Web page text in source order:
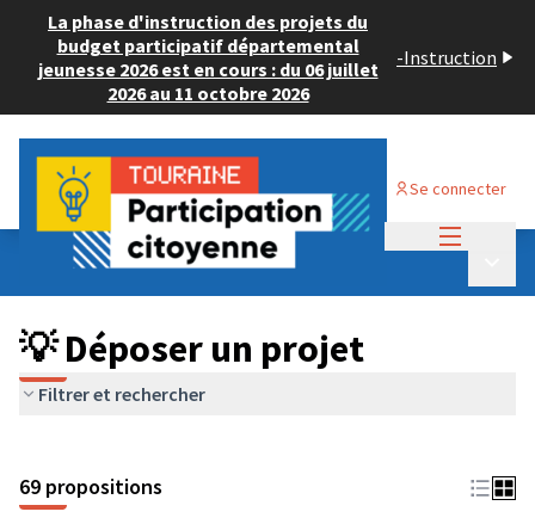
La phase d'instruction des projets du
budget participatif départemental
jeunesse 2026 est en cours : du 06 juillet
2026 au 11 octobre 2026
-Instruction
Se connecter
Budget Participatif ADULTE 2024
💡 Déposer un projet
💡 Déposer un projet
Filtrer et rechercher
69 propositions